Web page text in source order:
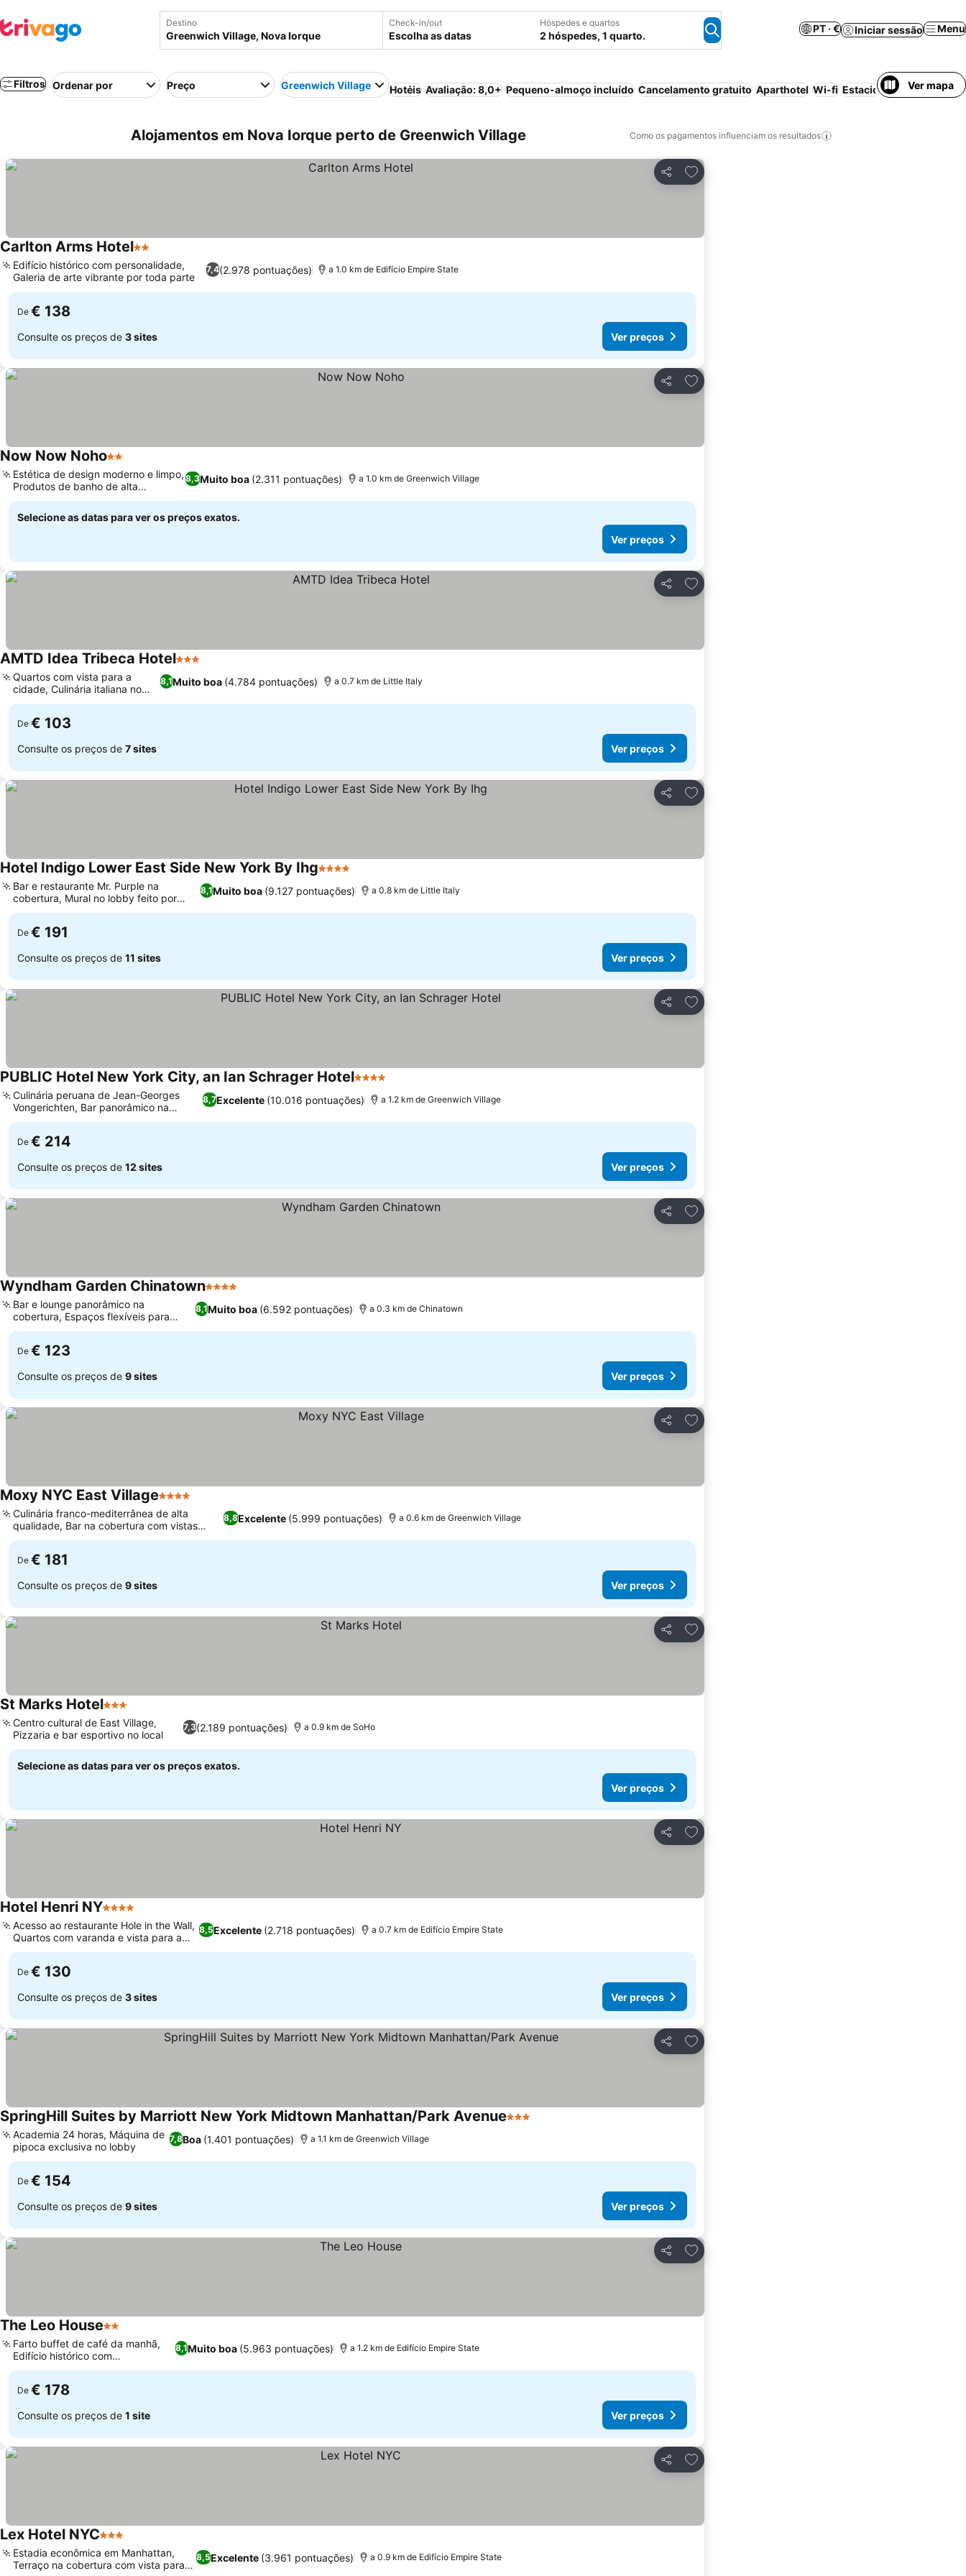
Destino Check-in/out
Escolha as datas
Hóspedes e quartos
2 hóspedes, 1 quarto.
PT · € Iniciar sessão Menu
Filtros Ordenar por Preço Greenwich Village Hotéis Avaliação: 8,0+ Pequeno-almoço incluído Cancelamento gratuito Aparthotel Wi-fi Estacionamento Piscina
Ver mapa
Alojamentos em Nova Iorque perto de Greenwich Village Como os pagamentos influenciam os resultados
Partilhar
Adicionar aos favoritos
Carlton Arms Hotel2 Estrelas
7,4(2.978 pontuações)
Edifício histórico com personalidade,
Galeria de arte vibrante por toda parte
a 1.0 km de Edifício Empire State
De € 138
Consulte os preços de 3 sites Ver preços
Partilhar
Adicionar aos favoritos
Now Now Noho2 Estrelas
8,3Muito boa (2.311 pontuações)
Estética de design moderno e limpo,
Produtos de banho de alta
qualidade
a 1.0 km de Greenwich Village
Selecione as datas para ver os preços exatos.
Ver preços
Partilhar
Adicionar aos favoritos
AMTD Idea Tribeca Hotel3 Estrelas
8,1Muito boa (4.784 pontuações)
Quartos com vista para a
cidade, Culinária italiana no
Botte
a 0.7 km de Little Italy
De € 103
Consulte os preços de 7 sites Ver preços
Partilhar
Adicionar aos favoritos
Hotel Indigo Lower East Side New York By Ihg4 Estrelas
8,1Muito boa (9.127 pontuações)
Bar e restaurante Mr. Purple na
cobertura, Mural no lobby feito por
lenda do grafite
a 0.8 km de Little Italy
De € 191
Consulte os preços de 11 sites Ver preços
Partilhar
Adicionar aos favoritos
PUBLIC Hotel New York City, an Ian Schrager Hotel4 Estrelas
8,7Excelente (10.016 pontuações)
Culinária peruana de Jean-Georges
Vongerichten, Bar panorâmico na
cobertura e iglus
a 1.2 km de Greenwich Village
De € 214
Consulte os preços de 12 sites Ver preços
Partilhar
Adicionar aos favoritos
Wyndham Garden Chinatown4 Estrelas
8,1Muito boa (6.592 pontuações)
Bar e lounge panorâmico na
cobertura, Espaços flexíveis para
eventos com vista
a 0.3 km de Chinatown
De € 123
Consulte os preços de 9 sites Ver preços
Partilhar
Adicionar aos favoritos
Moxy NYC East Village4 Estrelas
8,8Excelente (5.999 pontuações)
Culinária franco-mediterrânea de alta
qualidade, Bar na cobertura com vistas
panorâmicas da cidade
a 0.6 km de Greenwich Village
De € 181
Consulte os preços de 9 sites Ver preços
Partilhar
Adicionar aos favoritos
St Marks Hotel3 Estrelas
7,3(2.189 pontuações)
Centro cultural de East Village,
Pizzaria e bar esportivo no local
a 0.9 km de SoHo
Selecione as datas para ver os preços exatos.
Ver preços
Partilhar
Adicionar aos favoritos
Hotel Henri NY4 Estrelas
8,5Excelente (2.718 pontuações)
Acesso ao restaurante Hole in the Wall,
Quartos com varanda e vista para a
cidade
a 0.7 km de Edifício Empire State
De € 130
Consulte os preços de 3 sites Ver preços
Partilhar
Adicionar aos favoritos
SpringHill Suites by Marriott New York Midtown Manhattan/Park Avenue3 Estrelas
7,8Boa (1.401 pontuações)
Academia 24 horas, Máquina de
pipoca exclusiva no lobby
a 1.1 km de Greenwich Village
De € 154
Consulte os preços de 9 sites Ver preços
Partilhar
Adicionar aos favoritos
The Leo House2 Estrelas
8,1Muito boa (5.963 pontuações)
Farto buffet de café da manhã,
Edifício histórico com
personalidade
a 1.2 km de Edifício Empire State
De € 178
Consulte os preços de 1 site Ver preços
Partilhar
Adicionar aos favoritos
Lex Hotel NYC3 Estrelas
8,5Excelente (3.961 pontuações)
Estadia econômica em Manhattan,
Terraço na cobertura com vista para a
a 0.9 km de Edifício Empire State